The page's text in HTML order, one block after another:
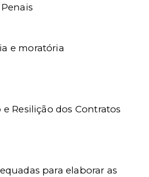
e moratória
e Resilição dos Contratos
para elaborar as